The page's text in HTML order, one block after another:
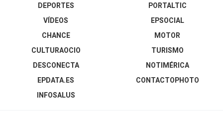
DEPORTES
VÍDEOS
PORTALTIC
EPSOCIAL
CHANCE
CULTURAOCIO
DESCONECTA
EPDATA.ES
INFOSALUS
MOTOR
TURISMO
NOTIMÉRICA
CONTACTOPHOTO